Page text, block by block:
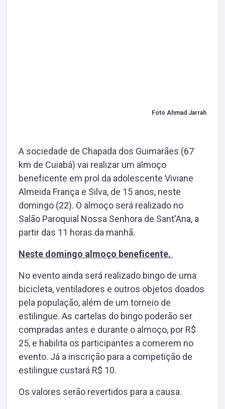
Foto Ahmad Jarrah
A sociedade de Chapada dos Guimarães (67
km de Cuiabá) vai realizar um almoço
beneficente em prol da adolescente Viviane
Almeida França e Silva, de 15 anos, neste
domingo (22). O almoço será realizado no
Salão Paroquial Nossa Senhora de Sant'Ana, a
partir das 11 horas da manhã.
Neste domingo almoço beneficente.
No evento ainda será realizado bingo de uma
bicicleta, ventiladores e outros objetos doados
pela população, além de um torneio de
estilingue. As cartelas do bingo poderão ser
compradas antes e durante o almoço, por R$
25, e habilita os participantes a comerem no
evento. Já a inscrição para a competição de
estilingue custará R$ 10.
Os valores serão revertidos para a causa.